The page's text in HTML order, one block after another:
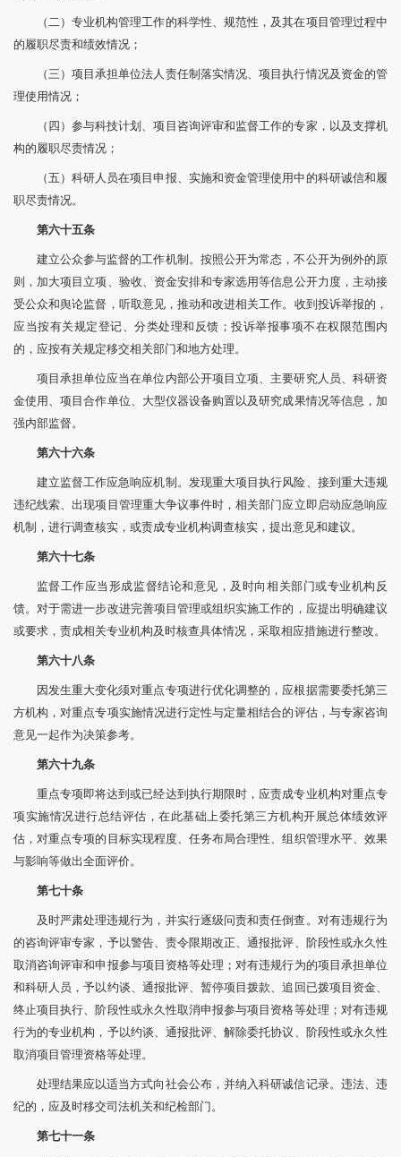
（二）专业机构管理工作的科学性、规范性，及其在项目管理过程中
的履职尽责和绩效情况；
（三）项目承担单位法人责任制落实情况、项目执行情况及资金的管
理使用情况；
（四）参与科技计划、项目咨询评审和监督工作的专家，以及支撑机
构的履职尽责情况；
（五）科研人员在项目申报、实施和资金管理使用中的科研诚信和履
职尽责情况。
第六十五条
建立公众参与监督的工作机制。按照公开为常态，不公开为例外的原
则，加大项目立项、验收、资金安排和专家选用等信息公开力度，主动接
受公众和舆论监督，听取意见，推动和改进相关工作。收到投诉举报的，
应当按有关规定登记、分类处理和反馈；投诉举报事项不在权限范围内
的，应按有关规定移交相关部门和地方处理。
项目承担单位应当在单位内部公开项目立项、主要研究人员、科研资
金使用、项目合作单位、大型仪器设备购置以及研究成果情况等信息，加
强内部监督。
第六十六条
建立监督工作应急响应机制。发现重大项目执行风险、接到重大违规
违纪线索、出现项目管理重大争议事件时，相关部门应立即启动应急响应
机制，进行调查核实，或责成专业机构调查核实，提出意见和建议。
第六十七条
监督工作应当形成监督结论和意见，及时向相关部门或专业机构反
馈。对于需进一步改进完善项目管理或组织实施工作的，应提出明确建议
或要求，责成相关专业机构及时核查具体情况，采取相应措施进行整改。
第六十八条
因发生重大变化须对重点专项进行优化调整的，应根据需要委托第三
方机构，对重点专项实施情况进行定性与定量相结合的评估，与专家咨询
意见一起作为决策参考。
第六十九条
重点专项即将达到或已经达到执行期限时，应责成专业机构对重点专
项实施情况进行总结评估，在此基础上委托第三方机构开展总体绩效评
估，对重点专项的目标实现程度、任务布局合理性、组织管理水平、效果
与影响等做出全面评价。
第七十条
及时严肃处理违规行为，并实行逐级问责和责任倒查。对有违规行为
的咨询评审专家，予以警告、责令限期改正、通报批评、阶段性或永久性
取消咨询评审和申报参与项目资格等处理；对有违规行为的项目承担单位
和科研人员，予以约谈、通报批评、暂停项目拨款、追回已拨项目资金、
终止项目执行、阶段性或永久性取消申报参与项目资格等处理；对有违规
行为的专业机构，予以约谈、通报批评、解除委托协议、阶段性或永久性
取消项目管理资格等处理。
处理结果应以适当方式向社会公布，并纳入科研诚信记录。违法、违
纪的，应及时移交司法机关和纪检部门。
第七十一条